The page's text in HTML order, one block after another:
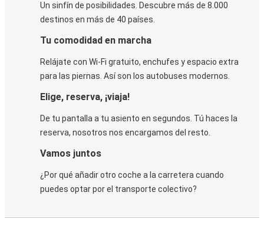
Un sinfín de posibilidades. Descubre más de 8.000
destinos en más de 40 países.
Tu comodidad en marcha
Relájate con Wi-Fi gratuito, enchufes y espacio extra
para las piernas. Así son los autobuses modernos.
Elige, reserva, ¡viaja!
De tu pantalla a tu asiento en segundos. Tú haces la
reserva, nosotros nos encargamos del resto.
Vamos juntos
¿Por qué añadir otro coche a la carretera cuando
puedes optar por el transporte colectivo?